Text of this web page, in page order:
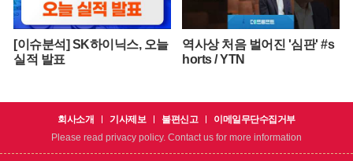
[이슈분석] SK하이닉스, 오늘
실적 발표
역사상 처음 벌어진 '심판' #s
horts / YTN
회사소개 기사제보 불편신고
이메일무단수집거부
Please read privacy policy. Contact us for more information